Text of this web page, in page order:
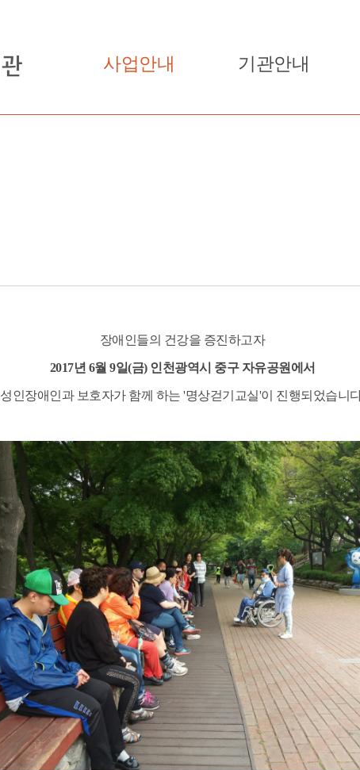
사업안내 기관안내
장애인들의 건강을 증진하고자
2017년 6월 9일(금) 인천광역시 중구 자유공원에서
성인장애인과 보호자가 함께 하는 '명상걷기교실'이 진행되었습니